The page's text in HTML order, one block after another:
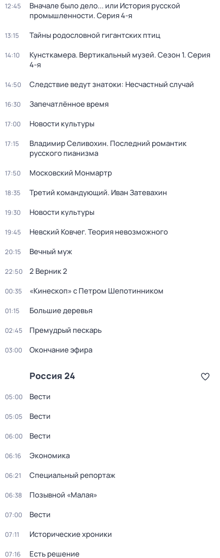
12:45
Вначале было дело... или История русской
промышленности. Серия 4-я
13:15 Тайны родословной гигантских птиц
14:10 Кунсткамера. Вертикальный музей. Сезон 1. Серия
4-я
14:50 Следствие ведут знатоки: Несчастный случай
16:30 Запечатлённое время
17:00 Новости культуры
17:15
Владимир Селивохин. Последний романтик
русского пианизма
17:50 Московский Монмартр
18:35 Третий командующий. Иван Затевахин
19:30 Новости культуры
19:45 Невский Ковчег. Теория невозможного
20:15 Вечный муж
22:50 2 Верник 2
00:35 «Кинескоп» с Петром Шепотинником
01:15 Большие деревья
02:45 Премудрый пескарь
03:00 Окончание эфира
Россия 24
05:00 Вести
05:05 Вести
06:00 Вести
06:16 Экономика
06:21 Специальный репортаж
06:38 Позывной «Малая»
07:00 Вести
07:11 Исторические хроники
07:16 Есть решение